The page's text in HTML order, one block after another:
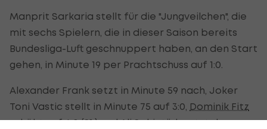
Manprit Sarkaria stellt für die "Jungveilchen", die
mit sechs Spielern, die in dieser Saison bereits
Bundesliga-Luft geschnuppert haben, an den Start
gehen, in Minute 19 per Prachtschuss auf 1:0.
Alexander Frank setzt in Minute 59 nach, Joker
Toni Vastic stellt in Minute 75 auf 3:0, Dominik Fitz
erhöht auf 4:0 (81.) und Ali Sahintürk setzt den